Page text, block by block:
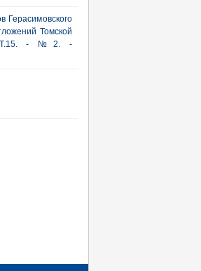
Герасимовского
Томской
- Т.15. - №2. -